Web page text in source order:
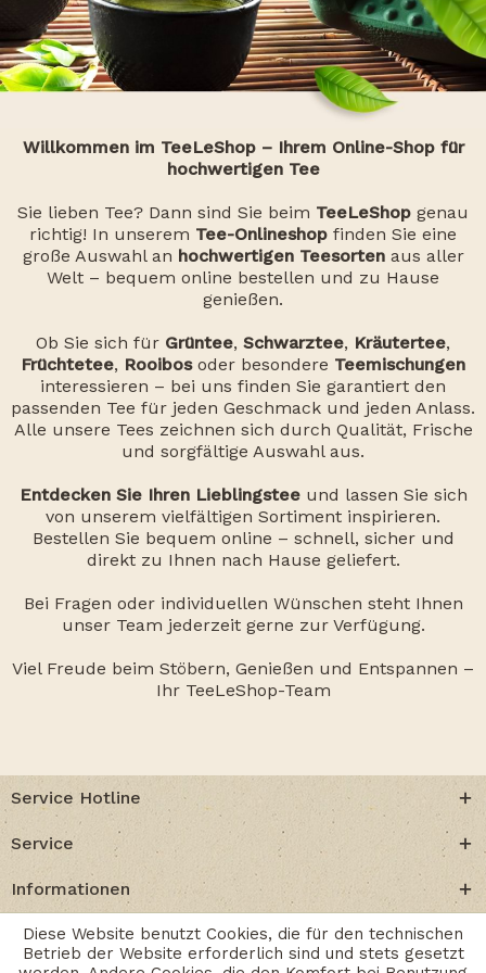
Willkommen im TeeLeShop – Ihrem Online-Shop für
hochwertigen Tee
Sie lieben Tee? Dann sind Sie beim TeeLeShop genau
richtig! In unserem Tee-Onlineshop finden Sie eine
große Auswahl an hochwertigen Teesortenaus aller
Welt – bequem online bestellen und zu Hause
genießen.
Ob Sie sich für Grüntee, Schwarztee, Kräutertee,
Früchtetee, Rooibosoder besondere Teemischungen
interessieren – bei uns finden Sie garantiert den
passenden Tee für jeden Geschmack und jeden Anlass.
Alle unsere Tees zeichnen sich durch Qualität, Frische
und sorgfältige Auswahl aus.
Entdecken Sie Ihren Lieblingsteeund lassen Sie sich
von unserem vielfältigen Sortiment inspirieren.
Bestellen Sie bequem online – schnell, sicher und
direkt zu Ihnen nach Hause geliefert.
Bei Fragen oder individuellen Wünschen steht Ihnen
unser Team jederzeit gerne zur Verfügung.
Viel Freude beim Stöbern, Genießen und Entspannen –
Ihr TeeLeShop-Team
Service Hotline
Service
Informationen
Diese Website benutzt Cookies, die für den technischen
Betrieb der Website erforderlich sind und stets gesetzt